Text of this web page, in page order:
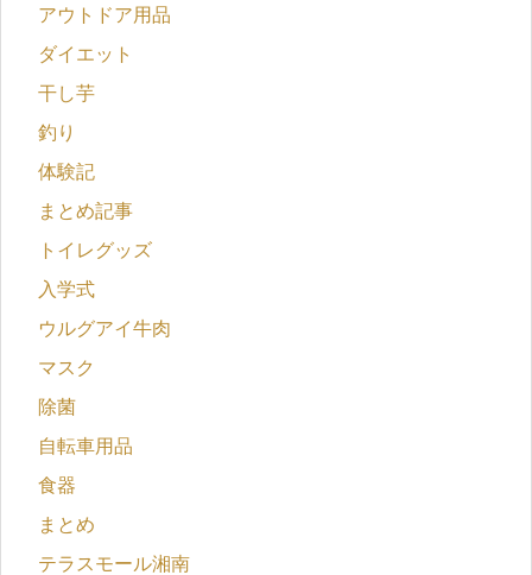
アウトドア用品
ダイエット
干し芋
釣り
体験記
まとめ記事
トイレグッズ
入学式
ウルグアイ牛肉
マスク
除菌
自転車用品
食器
まとめ
テラスモール湘南